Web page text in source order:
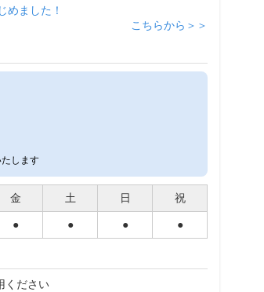
めました！
こちらから＞＞
します
金 土 日 祝
● ● ● ●
ください